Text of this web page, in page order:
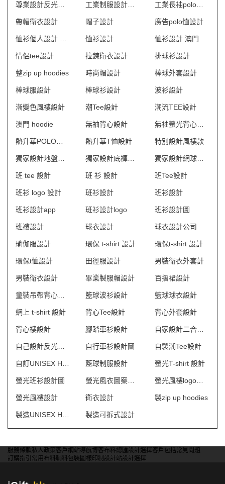
工業制服設計公司 澳門
帶帽衛衣設計 帽子設計 廣告polo恤設計
恤衫設計 恤衫設計 澳門
情侶tee設計 拉鍊衛衣設計 排球衫設計
整zip up hoodies 時尚帽設計 棒球外套設計
棒球服設計 棒球衫設計 波衫設計
漸變色風褸設計 潮Tee設計 潮流TEE設計
澳門 hoodie 無袖背心設計
熱升華T恤設計 特別設計風褸款
獨家設計底褲款式
班 tee 設計 班 衫 設計 班Tee設計
班衫 logo 設計 班衫設計 班衫設計
班衫設計app 班衫設計logo 班衫設計圖
班褸設計 球衣設計 球衣設計公司
瑜伽服設計 環保 t-shirt 設計 環保t-shirt 設計
環保t恤設計 田徑服設計 男裝衛衣外套計
男裝衛衣設計 畢業製服帽設計 百摺裙設計
籃球波衫設計 籃球球衣設計
網上 t-shirt 設計 背心Tee設計 背心外套設計
背心褸設計 腳踏車衫設計
自行車衫設計圖 自製潮Tee設計
藍球制服設計 螢光T-shirt 設計
螢光班衫設計圖 螢光風衣圖案設計
螢光風褸設計 衛衣設計 製zip up hoodies
製造可拆式設計
服務條款私人政策客戶 網站導航博客布料總匯設計選擇客戶包括常見問題
訂購指引 常用布料輔料包裝 圖樣印制 設計站設計選擇